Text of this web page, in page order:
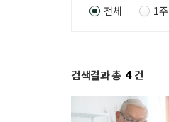
전체 1주
검색결과 총 4 건